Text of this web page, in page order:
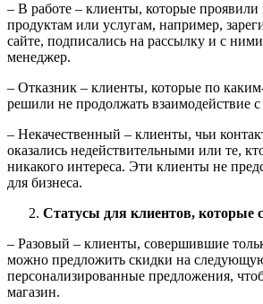
– В работе – клиенты, которые
продуктам или услугам, например,
сайте, подписались на рассылку и с
менеджер.
– Отказник – клиенты, которые по
решили не продолжать взаимодействие
– Некачественный – клиенты, чьи
оказались недействительными или те,
никакого интереса. Эти клиенты не
для бизнеса.
Статусы для клиентов, которые
– Разовый – клиенты, совершившие
можно предложить скидки на
персонализированные предложения,
магазин.